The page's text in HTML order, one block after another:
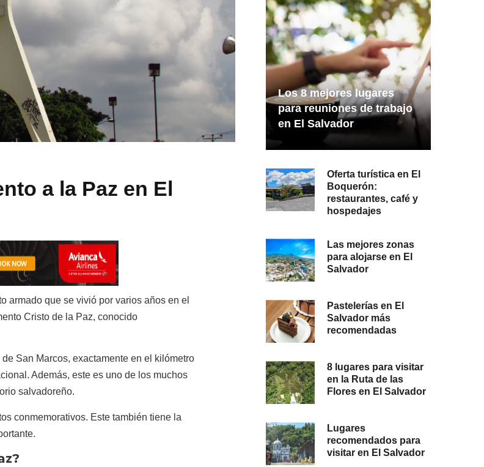
a la Paz en El
armado que se vivió por varios años en el
Cristo de la Paz, conocido
San Marcos, exactamente en el kilómetro
Además, este es uno de los muchos
salvadoreño.
conmemorativos. Este también tiene la
Los 8 mejores lugares
para reuniones de trabajo
en El Salvador
Oferta turística en El
Boquerón:
restaurantes, café y
hospedajes
Las mejores zonas
para alojarse en El
Salvador
Pastelerías en El
Salvador más
recomendadas
8 lugares para visitar
en la Ruta de las
Flores en El Salvador
Lugares
recomendados para
visitar en El Salvador